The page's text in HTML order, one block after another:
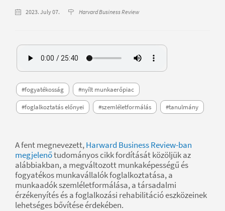
2023. July 07. Harvard Business Review
#fogyatékosság #nyílt munkaerőpiac
#foglalkoztatás előnyei #szemléletformálás #tanulmány
A fent megnevezett,Harward Business Review-ban
megjelenőtudományos cikk fordítását közöljük az
alábbiakban, a megváltozott munkaképességű és
fogyatékos munkavállalók foglalkoztatása, a
munkaadók szemléletformálása, a társadalmi
érzékenyítés és a foglalkozási rehabilitáció eszközeinek
lehetséges bővítése érdekében.